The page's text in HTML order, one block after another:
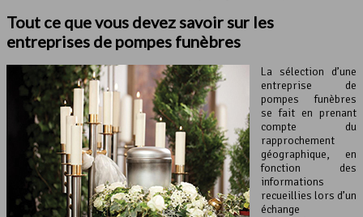
Tout ce que vous devez savoir sur les
entreprises de pompes funèbres
La sélection d’une
entreprise de
pompes funèbres
se fait en prenant
compte du
rapprochement
géographique, en
fonction des
informations
recueillies lors d’un
échange